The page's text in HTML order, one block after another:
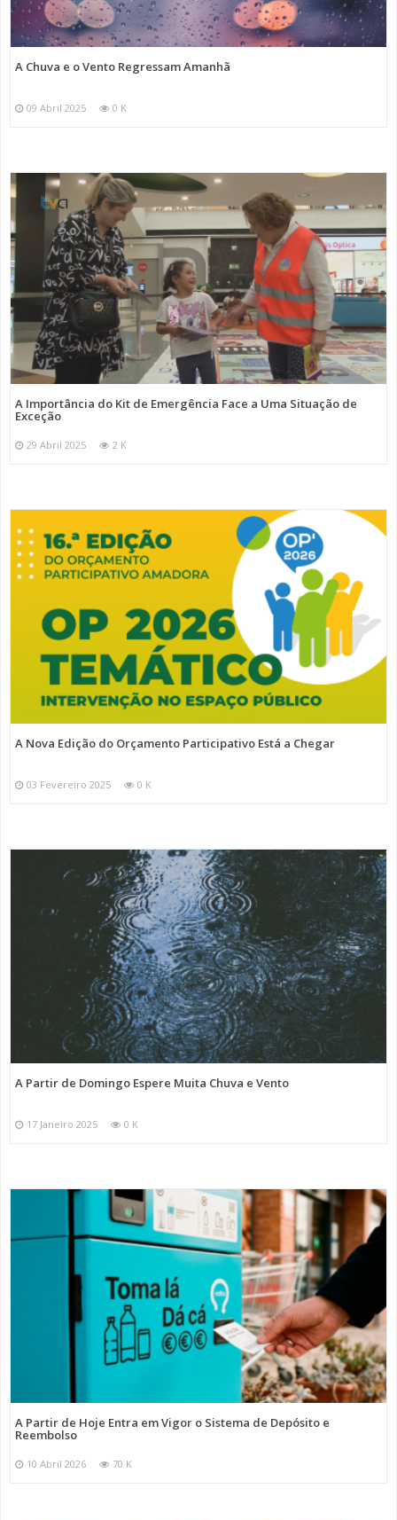
A Chuva e o Vento Regressam Amanhã
09 Abril 2025 0 K
A Importância do Kit de Emergência Face a Uma Situação de
Exceção
29 Abril 2025 2 K
A Nova Edição do Orçamento Participativo Está a Chegar
03 Fevereiro 2025 0 K
A Partir de Domingo Espere Muita Chuva e Vento
17 Janeiro 2025 0 K
A Partir de Hoje Entra em Vigor o Sistema de Depósito e
Reembolso
10 Abril 2026 70 K